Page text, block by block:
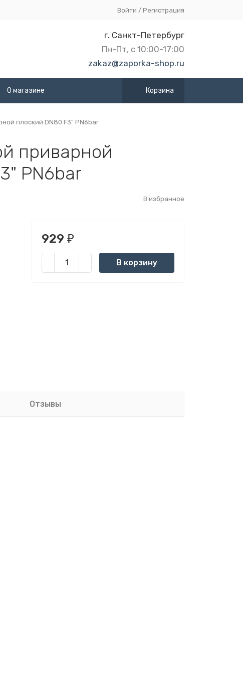
Войти / Регистрация
г. Санкт-Петербург
Пн-Пт, с 10:00-17:00
zakaz@zaporka-shop.ru
О магазине Корзина
плоский DN80 F3" PN6bar
приварной
PN6bar
В избранное
929 ₽
В корзину
Отзывы